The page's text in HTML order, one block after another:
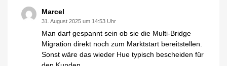
Marcel
31. August 2025 um 14:53 Uhr
Man darf gespannt sein ob sie die Multi-Bridge
Migration direkt noch zum Marktstart bereitstellen.
Sonst wäre das wieder Hue typisch bescheiden für